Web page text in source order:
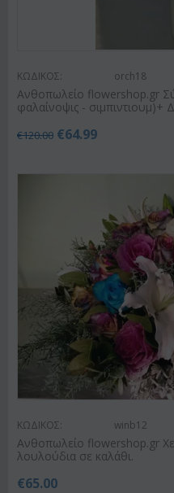
ΚΩΔΙΚΟΣ: orch18
Ανθοπωλείο flowershop.gr
φαλαίνοψις - σιμπιντιουμ)+
€120.00 €64.99
ΚΩΔΙΚΟΣ: winb12
Ανθοπωλείο flowershop.gr
λουλούδια σε καλάθι.
€65.00